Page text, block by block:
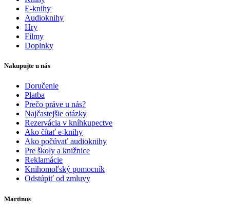
E-knihy
Audioknihy
Hry
Filmy
Doplnky
Nakupujte u nás
Doručenie
Platba
Prečo práve u nás?
Najčastejšie otázky
Rezervácia v kníhkupectve
Ako čítať e-knihy
Ako počúvať audioknihy
Pre školy a knižnice
Reklamácie
Knihomoľský pomocník
Odstúpiť od zmluvy
Martinus